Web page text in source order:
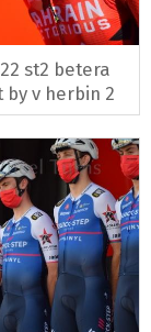
st2 betera
v herbin 2